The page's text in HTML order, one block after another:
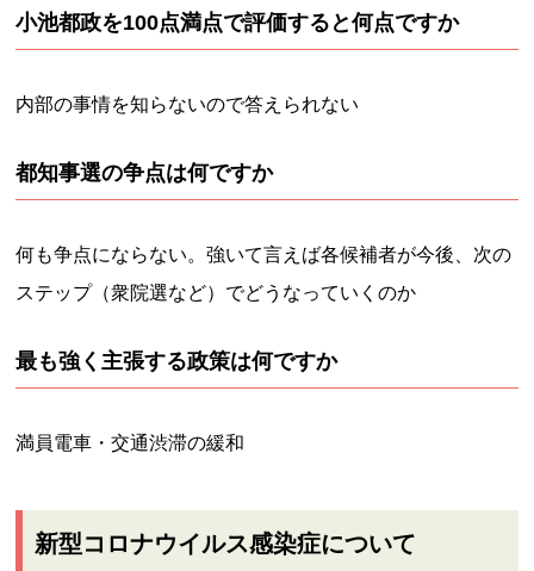
小池都政を100点満点で評価すると何点ですか
内部の事情を知らないので答えられない
都知事選の争点は何ですか
何も争点にならない。強いて言えば各候補者が今後、次の
ステップ（衆院選など）でどうなっていくのか
最も強く主張する政策は何ですか
満員電車・交通渋滞の緩和
新型コロナウイルス感染症について